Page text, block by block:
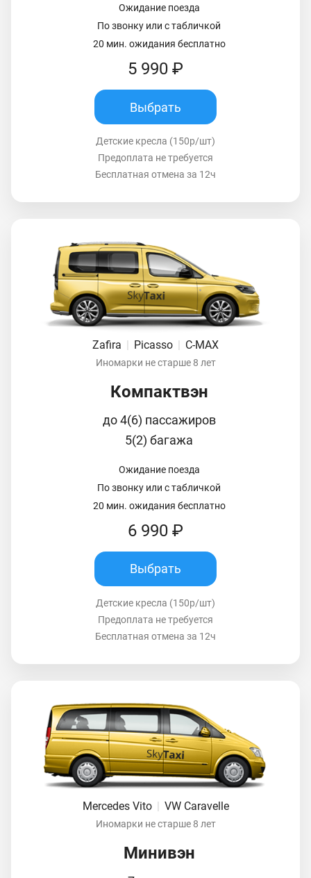
Ожидание поезда
По звонку или с табличкой
20 мин. ожидания бесплатно
5 990 ₽
Выбрать
Детские кресла (150р/шт)
Предоплата не требуется
Бесплатная отмена за 12ч
Zafira | Picasso | C-MAX
Иномарки не старше 8 лет
Компактвэн
до 4(6) пассажиров
5(2) багажа
Ожидание поезда
По звонку или с табличкой
20 мин. ожидания бесплатно
6 990 ₽
Выбрать
Детские кресла (150р/шт)
Предоплата не требуется
Бесплатная отмена за 12ч
Mercedes Vito VW Caravelle
Иномарки не старше 8 лет
Минивэн